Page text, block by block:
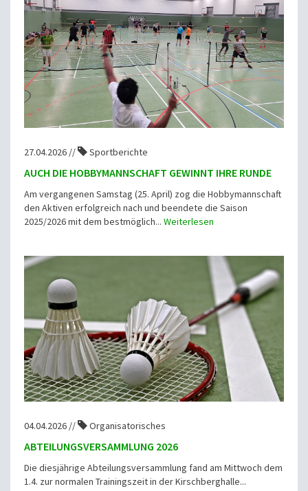
27.04.2026 // Sportberichte
AUCH DIE HOBBYMANNSCHAFT GEWINNT IHRE RUNDE
Am vergangenen Samstag (25. April) zog die Hobbymannschaft
den Aktiven erfolgreich nach und beendete die Saison
2025/2026 mit dem bestmöglich... Weiterlesen
04.04.2026 // Organisatorisches
ABTEILUNGSVERSAMMLUNG 2026
Die diesjährige Abteilungsversammlung fand am Mittwoch dem
1.4. zur normalen Trainingszeit in der Kirschberghalle...